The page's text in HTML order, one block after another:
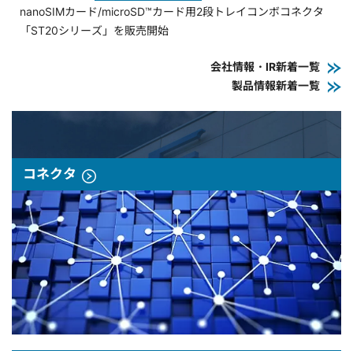
nanoSIMカード/microSD™カード用2段トレイコンボコネクタ
「ST20シリーズ」を販売開始
会社情報・IR新着一覧
製品情報新着一覧
コネクタ